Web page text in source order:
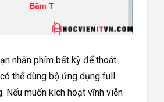
nhấn phím bất kỳ để thoát.
thể dùng bộ ứng dụng full
Nếu muốn kích hoạt vĩnh viễn